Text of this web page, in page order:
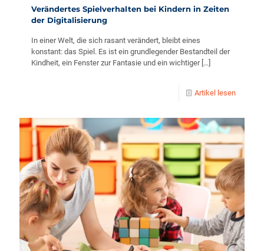
Verändertes Spielverhalten bei Kindern in Zeiten
der Digitalisierung
In einer Welt, die sich rasant verändert, bleibt eines
konstant: das Spiel. Es ist ein grundlegender Bestandteil der
Kindheit, ein Fenster zur Fantasie und ein wichtiger[…]
Artikel lesen